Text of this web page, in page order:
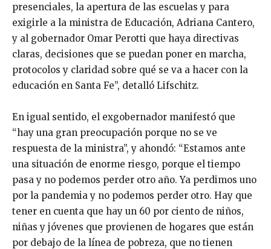
presenciales, la apertura de las escuelas y para
exigirle a la ministra de Educación, Adriana Cantero,
y al gobernador Omar Perotti que haya directivas
claras, decisiones que se puedan poner en marcha,
protocolos y claridad sobre qué se va a hacer con la
educación en Santa Fe”, detalló Lifschitz.
En igual sentido, el exgobernador manifestó que
“hay una gran preocupación porque no se ve
respuesta de la ministra”, y ahondó: “Estamos ante
una situación de enorme riesgo, porque el tiempo
pasa y no podemos perder otro año. Ya perdimos uno
por la pandemia y no podemos perder otro. Hay que
tener en cuenta que hay un 60 por ciento de niños,
niñas y jóvenes que provienen de hogares que están
por debajo de la línea de pobreza, que no tienen